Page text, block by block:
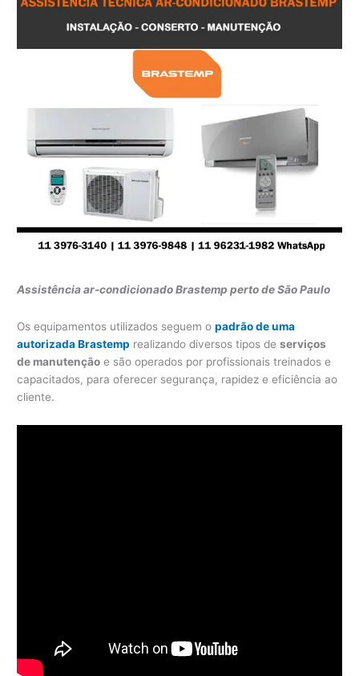
Assistência ar-condicionado Brastemp perto de São Paulo
Os equipamentos utilizados seguem opadrão de uma
autorizada Brastemp realizando diversos tipos deserviços
de manutenção e são operados por profissionais treinados e
capacitados, para oferecer segurança, rapidez e eficiência ao
cliente.